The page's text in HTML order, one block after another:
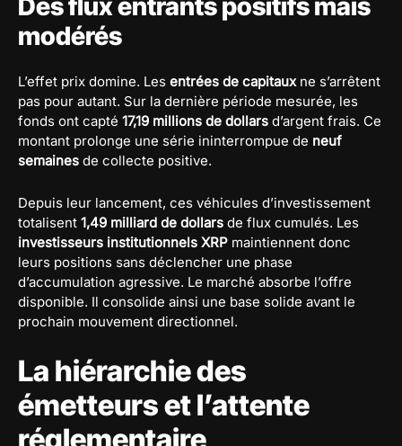
Des flux entrants positifs mais
modérés
L’effet prix domine. Les entrées de capitauxne s’arrêtent
pas pour autant. Sur la dernière période mesurée, les
fonds ont capté 17,19 millions de dollars d’argent frais. Ce
montant prolonge une série ininterrompue de neuf
semaines de collecte positive.
Depuis leur lancement, ces véhicules d’investissement
totalisent 1,49 milliard de dollars de flux cumulés. Les
investisseurs institutionnels XRP maintiennent donc
leurs positions sans déclencher une phase
d’accumulation agressive. Le marché absorbe l’offre
disponible. Il consolide ainsi une base solide avant le
prochain mouvement directionnel.
La hiérarchie des
émetteurs et l’attente